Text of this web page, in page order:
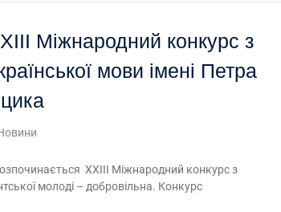
Міжнародний конкурс з
мови імені Петра
ХХІІІ Міжнародний конкурс з
молоді – добровільна. Конкурс